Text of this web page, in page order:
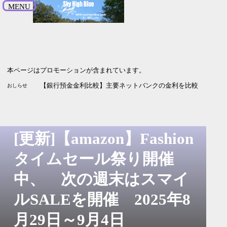
MENU
本ページはプロモーションが含まれています。
おしらせ 【SBI新生銀行】引っ越し受付中 最大5.2万円プレゼント 9
【株主優待2026】イーサポートリンクから毎年楽しみのあれ
【銀行預金金利比較】主要ネットバンクの金利を比較 2026
[更新]【amazon】Fashion
タイムセール祭り開催
中、 次の週末はスマイ
ルSALEを開催 2025年8
月29日～9月4日